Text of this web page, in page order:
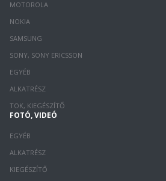
MOTOROLA
NOKIA
SAMSUNG
SONY, SONY ERICSSON
EGYÉB
ALKATRÉSZ
TOK, KIEGÉSZÍTŐ
FOTÓ, VIDEÓ
EGYÉB
ALKATRÉSZ
KIEGÉSZÍTŐ